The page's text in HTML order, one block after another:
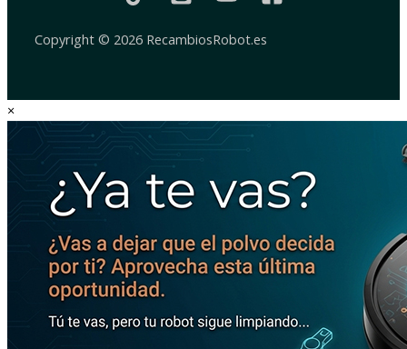
Copyright © 2026 RecambiosRobot.es
×